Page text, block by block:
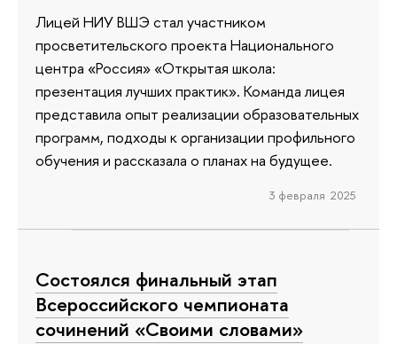
Лицей НИУ ВШЭ стал участником
просветительского проекта Национального
центра «Россия» «Открытая школа:
презентация лучших практик». Команда лицея
представила опыт реализации образовательных
программ, подходы к организации профильного
обучения и рассказала о планах на будущее.
3 февраля 2025
Состоялся финальный этап
Всероссийского чемпионата
сочинений «Своими словами»